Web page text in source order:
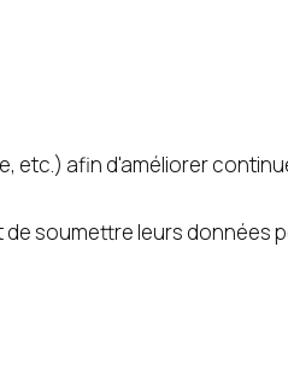
etc.) afin d'améliorer
soumettre leurs données